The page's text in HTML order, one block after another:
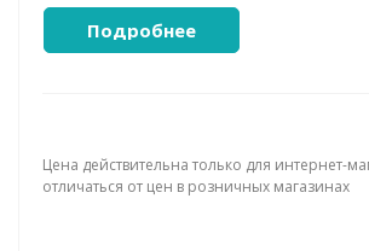
Подробнее
Цена действительна только для интернет-
отличаться от цен в розничных магазинах